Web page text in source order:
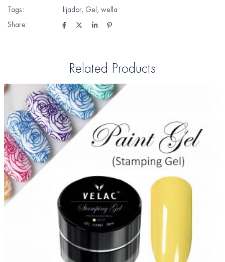
Tags:
fijador, Gel , wella
Share:
Related Products